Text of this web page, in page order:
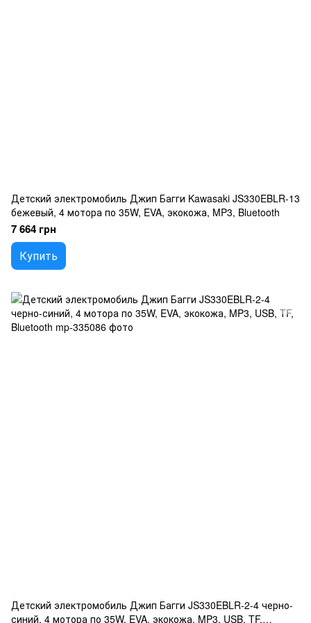
Детский электромобиль Джип Багги Kawasaki JS330EBLR-13
бежевый, 4 мотора по 35W, EVA, экокожа, MP3, Bluetooth
7 664 грн
Купить
Детский электромобиль Джип Багги JS330EBLR-2-4 черно-
синий, 4 мотора по 35W, EVA, экокожа, MP3, USB, TF,